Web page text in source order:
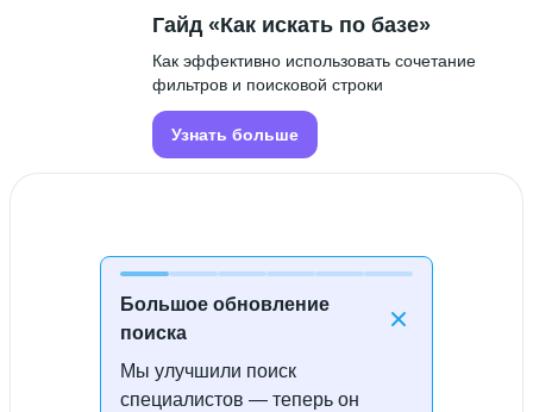
Большое обновление
поиска
Мы улучшили поиск
специалистов — теперь он
Гайд «Как искать по базе»
Как эффективно использовать сочетание
фильтров и поисковой строки
Узнать больше
Специалисты не найдены